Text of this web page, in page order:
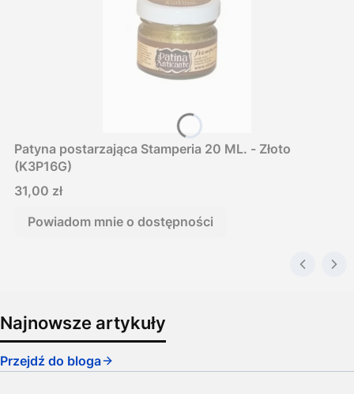
Patyna postarzająca Stamperia 20 ML. - Złoto
(K3P16G)
Cena
31,00 zł
Powiadom mnie o dostępności
Najnowsze artykuły
Przejdź do bloga